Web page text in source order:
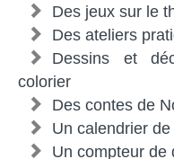
Des jeux sur le
Des ateliers
Dessins et
colorier
Des contes de
Un calendrier
Un compteur de